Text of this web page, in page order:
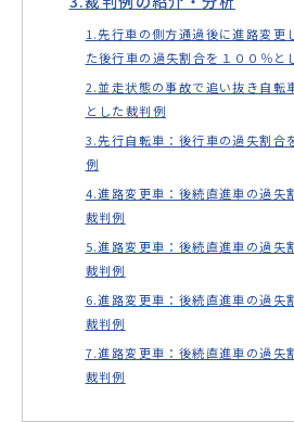
先行車の側方通過後に進路変更
た後行車の過失割合を１００％と
並走状態の事故で追い抜き自転
とした裁判例
先行自転車：後行車の過失割合
例
進路変更車：後続直進車の過失
裁判例
進路変更車：後続直進車の過失
裁判例
進路変更車：後続直進車の過失
裁判例
進路変更車：後続直進車の過失
裁判例